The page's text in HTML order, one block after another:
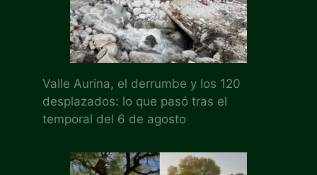
Valle Aurina, el derrumbe y los 120
desplazados: lo que pasó tras el
temporal del 6 de agosto